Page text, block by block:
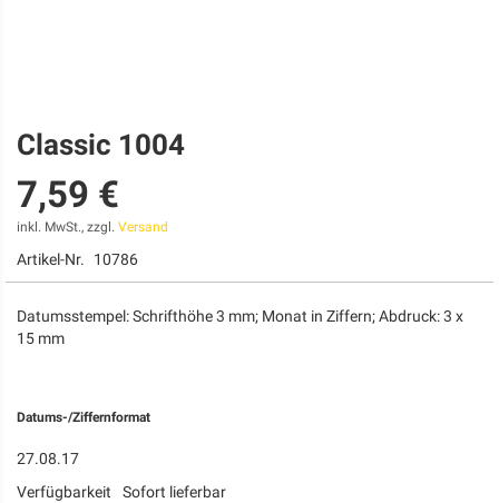
Zum
Anfang
der
Bildgalerie
springen
Classic 1004
7,59 €
inkl. MwSt., zzgl. Versand
Artikel-Nr. 10786
Datumsstempel: Schrifthöhe 3 mm; Monat in Ziffern; Abdruck: 3 x
15 mm
Datums-/Ziffernformat
27.08.17
Verfügbarkeit
Sofort lieferbar